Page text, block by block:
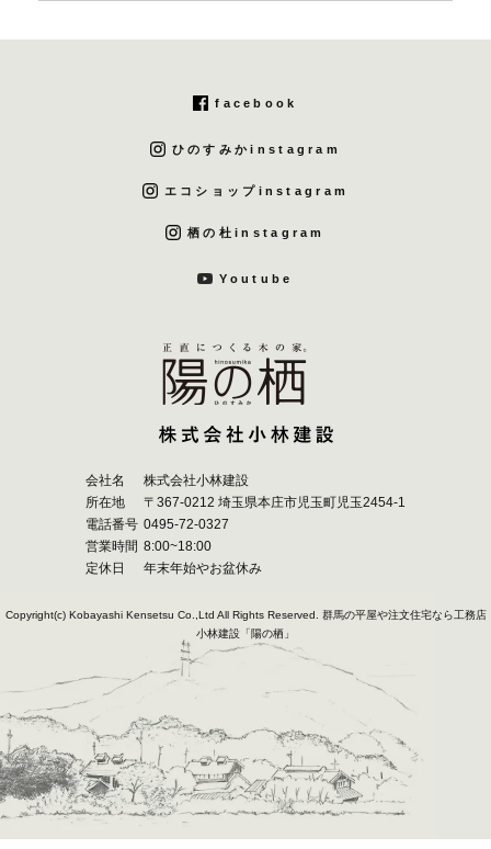
facebook
ひのすみかinstagram
エコショップinstagram
栖の杜instagram
Youtube
会社名
株式会社小林建設
所在地
〒367-0212 埼玉県本庄市児玉町児玉2454-1
電話番号 0495-72-0327
営業時間 8:00~18:00
定休日
年末年始やお盆休み
Copyright(c) Kobayashi Kensetsu Co.,Ltd All Rights Reserved. 群馬の平屋や注文住宅なら工務店
小林建設「陽の栖」